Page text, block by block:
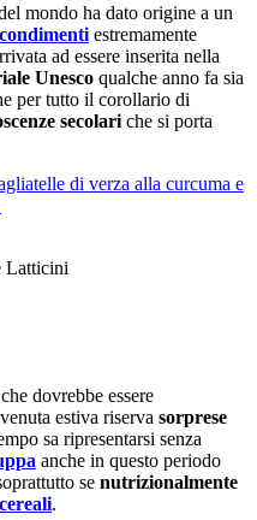
mondo ha dato origine a un
estremamente
ad essere inserita nella
Unesco qualche anno fa sia
per tutto il corollario di
secolari che si porta
di verza alla curcuma e
Latticini
dovrebbe essere
estiva riserva sorprese
sa ripresentarsi senza
anche in questo periodo
se nutrizionalmente
cereali.